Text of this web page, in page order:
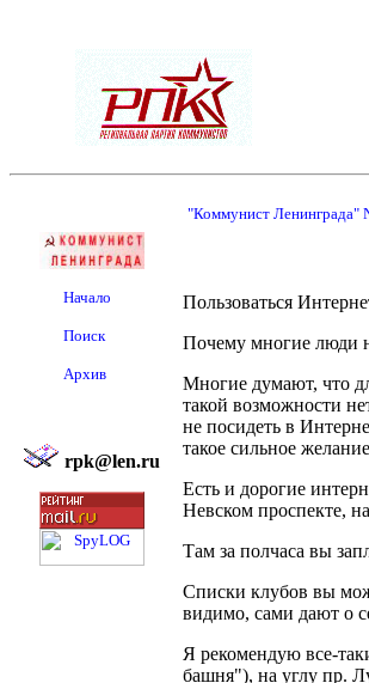
Начало
Поиск
Архив
rpk@len.ru
"Коммунист Ленинграда"
Пользоваться
Почему многие люди
Многие думают, что
такой возможности
не посидеть в
такое сильное
Есть и дорогие
Невском проспекте,
Там за полчаса вы
Списки клубов вы
видимо, сами дают о
Я рекомендую все-
башня"), на углу пр.